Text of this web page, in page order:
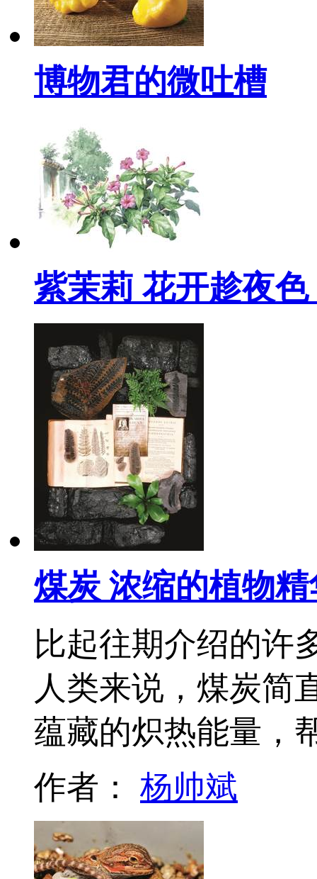
博物君的微吐槽
紫茉莉 花开趁夜
煤炭 浓缩的植物精
比起往期介绍的许
人类来说，煤炭简
蕴藏的炽热能量，
作者： 杨帅斌